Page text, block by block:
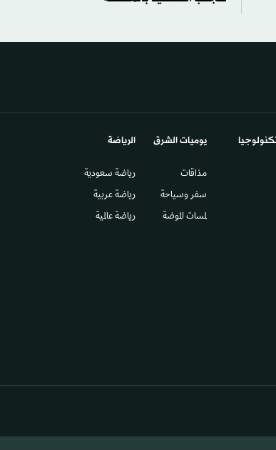
يوميات الشرق​
مذاقات
سفر وسياحة
لمسات الموضة
الرياضة
رياضة سعودية
رياضة عربية
رياضة عالمية